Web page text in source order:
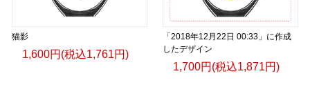
猫影
1,600円(税込1,761円)
「2018年12月22日 00:33」に作成
したデザイン
1,700円(税込1,871円)